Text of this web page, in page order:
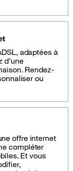
adaptées à
d’une
Rendez-
ou
offre internet
compléter
Et vous